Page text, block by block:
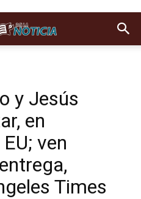
y Jesús
en
ven
Times